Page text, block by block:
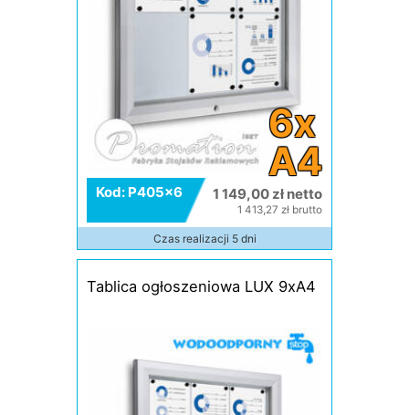
6x
A4
Kod: P405x6 1 149,00 zł netto
1 413,27 zł brutto
Czas realizacji 5 dni
Tablica ogłoszeniowa LUX 9xA4